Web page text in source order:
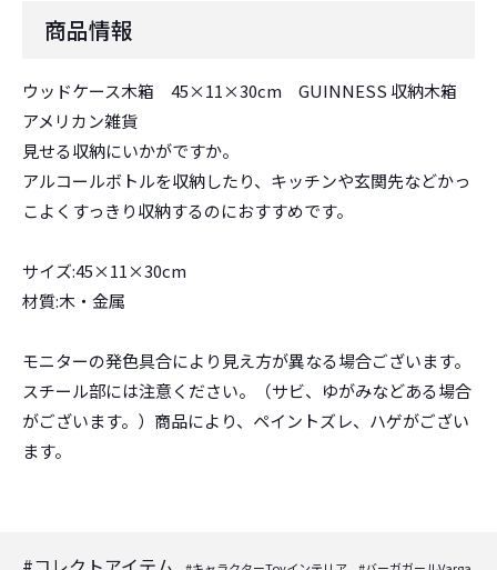
商品情報
ウッドケース木箱 45×11×30cm GUINNESS 収納木箱
アメリカン雑貨
見せる収納にいかがですか。
アルコールボトルを収納したり、キッチンや玄関先などかっ
こよくすっきり収納するのにおすすめです。
サイズ:45×11×30cm
材質:木・金属
モニターの発色具合により見え方が異なる場合ございます。
スチール部には注意ください。（サビ、ゆがみなどある場合
がございます。）商品により、ペイントズレ、ハゲがござい
ます。